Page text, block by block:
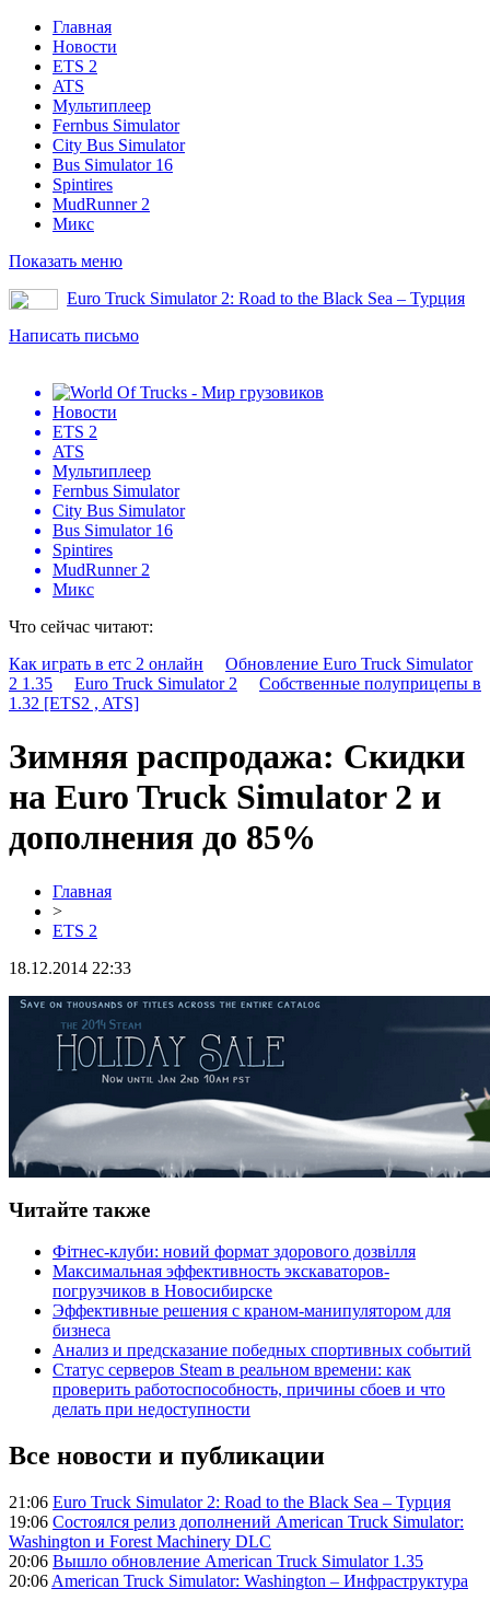
Главная
Новости
ETS 2
ATS
Мультиплеер
Fernbus Simulator
City Bus Simulator
Bus Simulator 16
Spintires
MudRunner 2
Микс
Показать меню
Euro Truck Simulator 2: Road to the Black Sea – Турция
Написать письмо
Новости
ETS 2
ATS
Мультиплеер
Fernbus Simulator
City Bus Simulator
Bus Simulator 16
Spintires
MudRunner 2
Микс
Что сейчас читают:
Как играть в етс 2 онлайн
Обновление Euro Truck Simulator
2 1.35
Euro Truck Simulator 2
Собственные полуприцепы в
1.32 [ETS2 , ATS]
Зимняя распродажа: Скидки
на Euro Truck Simulator 2 и
дополнения до 85%
Главная
>
ETS 2
18.12.2014 22:33
Читайте также
Фітнес-клуби: новий формат здорового дозвілля
Максимальная эффективность экскаваторов-
погрузчиков в Новосибирске
Эффективные решения с краном-манипулятором для
бизнеса
Анализ и предсказание победных спортивных событий
Статус серверов Steam в реальном времени: как
проверить работоспособность, причины сбоев и что
делать при недоступности
Все новости и публикации
21:06 Euro Truck Simulator 2: Road to the Black Sea – Турция
19:06 Состоялся релиз дополнений American Truck Simulator:
Washington и Forest Machinery DLC
20:06 Вышло обновление American Truck Simulator 1.35
20:06 American Truck Simulator: Washington – Инфраструктура